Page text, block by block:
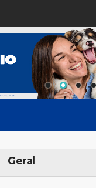
Geral